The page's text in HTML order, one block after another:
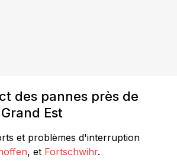
des pannes près de
Est
et problèmes d'interruption
, et Fortschwihr.